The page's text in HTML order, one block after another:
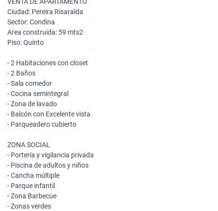
Ciudad: Pereira Risaralda
Sector: Condina
Area construida: 59 mts2
Piso: Quinto
- 2 Habitaciones con closet
- 2 Baños
- Sala comedor
- Cocina semintegral
- Zona de lavado
- Balcón con Excelente vista
- Parqueadero cubierto
ZONA SOCIAL
- Portería y vigilancia privada
- Piscina de adultos y niños
- Cancha múltiple
- Parque infantil
- Zona Barbecue
- Zonas verdes